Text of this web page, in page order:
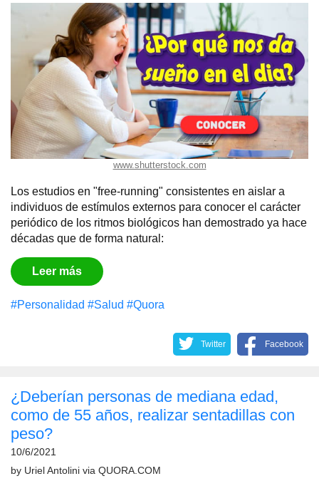
www.shutterstock.com
Los estudios en "free-running" consistentes en aislar a
individuos de estímulos externos para conocer el carácter
periódico de los ritmos biológicos han demostrado ya hace
décadas que de forma natural:
Leer más
#Personalidad #Salud #Quora
Twitter Facebook
¿Deberían personas de mediana edad,
como de 55 años, realizar sentadillas con
peso?
10/6/2021
by Uriel Antolini via QUORA.COM